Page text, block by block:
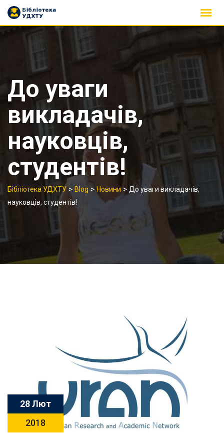
Skip
content
До уваги
викладачів,
науковців,
студентів!
Бібліотека УДХТУ > Blog > Новини > До уваги викладачів,
науковців, студентів!
28 Лют
2018